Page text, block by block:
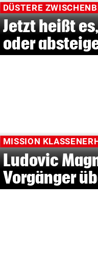
DÜSTERE
Jetzt heißt
oder
MISSION
Ludovic
Vorgänger